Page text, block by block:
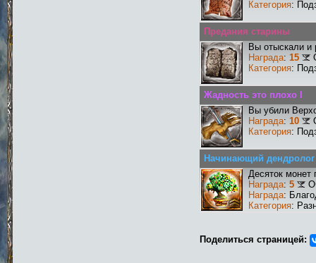
Категория:
Предания старины
Вы отыскали
Награда: 15
Категория:
Жадность это плохо I
Вы убили
Награда: 10
Категория:
Начинающий дендролог
Десяток монет
Награда: 5
Награда:
Категория:
Поделиться страницей: